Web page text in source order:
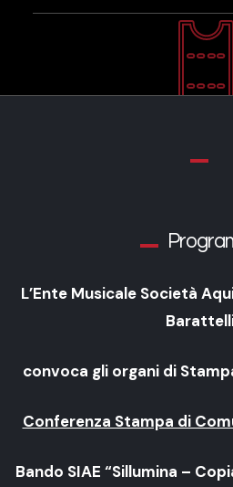
L’Ente Musicale Società
convoca gli organi di
Conferenza Stampa di
Bando SIAE “Sillumina –